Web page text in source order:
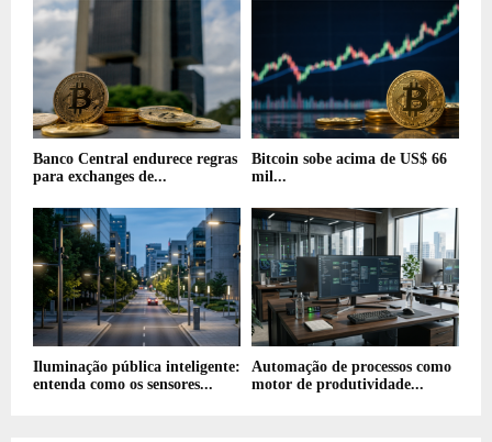
Banco Central endurece regras
para exchanges de...
Bitcoin sobe acima de US$ 66
mil...
Iluminação pública inteligente:
entenda como os sensores...
Automação de processos como
motor de produtividade...